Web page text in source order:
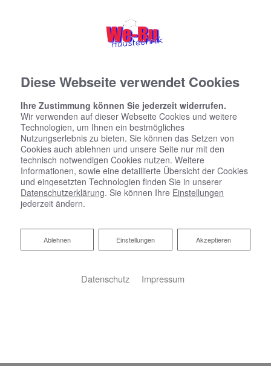
Diese Webseite verwendet Cookies
Ihre Zustimmung können Sie jederzeit widerrufen.
Wir verwenden auf dieser Webseite Cookies und weitere
Technologien, um Ihnen ein bestmögliches
Nutzungserlebnis zu bieten. Sie können das Setzen von
Cookies auch ablehnen und unsere Seite nur mit den
technisch notwendigen Cookies nutzen. Weitere
Informationen, sowie eine detaillierte Übersicht der Cookies
und eingesetzten Technologien finden Sie in unserer
Datenschutzerklärung. Sie können Ihre Einstellungen
jederzeit ändern.
Akzeptieren
Einstellungen
Ablehnen
Ablehnen
Datenschutz Impressum